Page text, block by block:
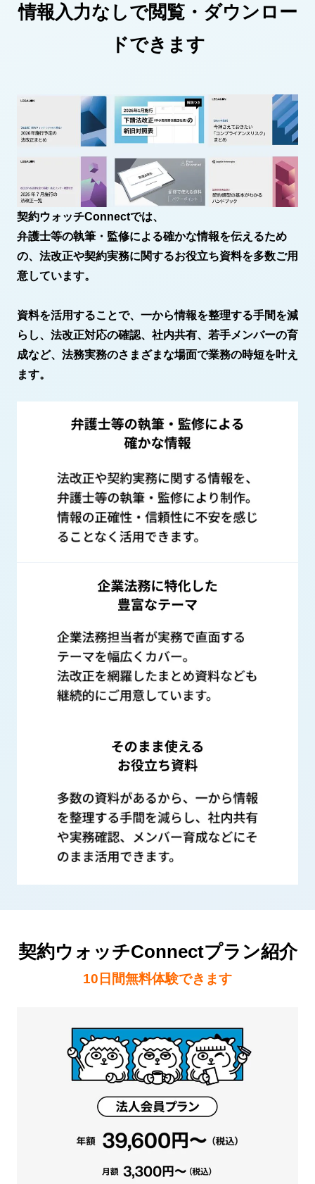
情報入力なしで閲覧・ダウンロー
ドできます
契約ウォッチConnectでは、
弁護士等の執筆・監修による確かな情報を伝えるため
の、法改正や契約実務に関するお役立ち資料を多数ご用
意しています。
資料を活用することで、一から情報を整理する手間を減
らし、法改正対応の確認、社内共有、若手メンバーの育
成など、法務実務のさまざまな場面で業務の時短を叶え
ます。
契約ウォッチConnectプラン紹介
10日間無料体験できます